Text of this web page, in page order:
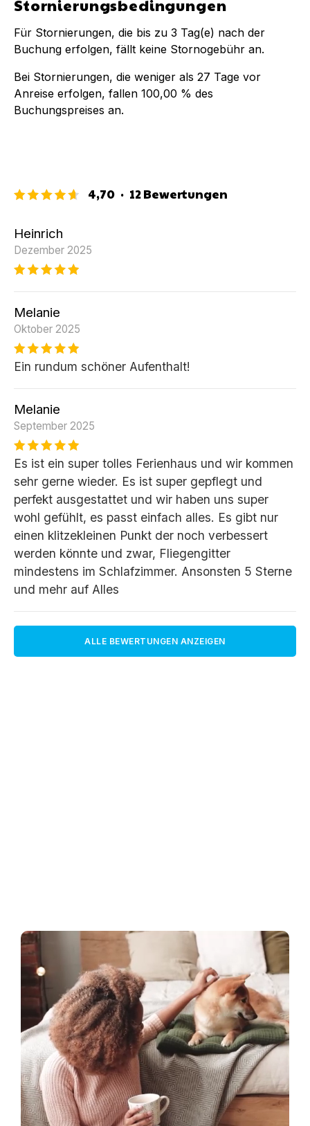
Stornierungsbedingungen
Für Stornierungen, die bis zu 3 Tag(e) nach der
Buchung erfolgen, fällt keine Stornogebühr an.
Bei Stornierungen, die weniger als 27 Tage vor
Anreise erfolgen, fallen 100,00 % des
Buchungspreises an.
4,70 · 12Bewertungen
Heinrich
Dezember 2025
Melanie
Oktober 2025
Ein rundum schöner Aufenthalt!
Melanie
September 2025
Es ist ein super tolles Ferienhaus und wir kommen
sehr gerne wieder. Es ist super gepflegt und
perfekt ausgestattet und wir haben uns super
wohl gefühlt, es passt einfach alles. Es gibt nur
einen klitzekleinen Punkt der noch verbessert
werden könnte und zwar, Fliegengitter
mindestens im Schlafzimmer. Ansonsten 5 Sterne
und mehr auf Alles
ALLE BEWERTUNGEN ANZEIGEN